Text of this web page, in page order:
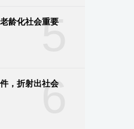
5
龄化社会重要
6
，折射出社会